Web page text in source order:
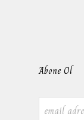
Abone Ol